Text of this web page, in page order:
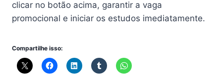
clicar no botão acima, garantir a vaga
promocional e iniciar os estudos imediatamente.
Compartilhe isso: